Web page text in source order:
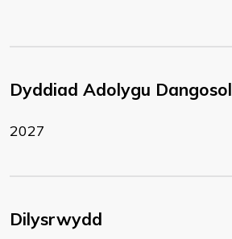
Dyddiad Adolygu Dangosol
2027
Dilysrwydd